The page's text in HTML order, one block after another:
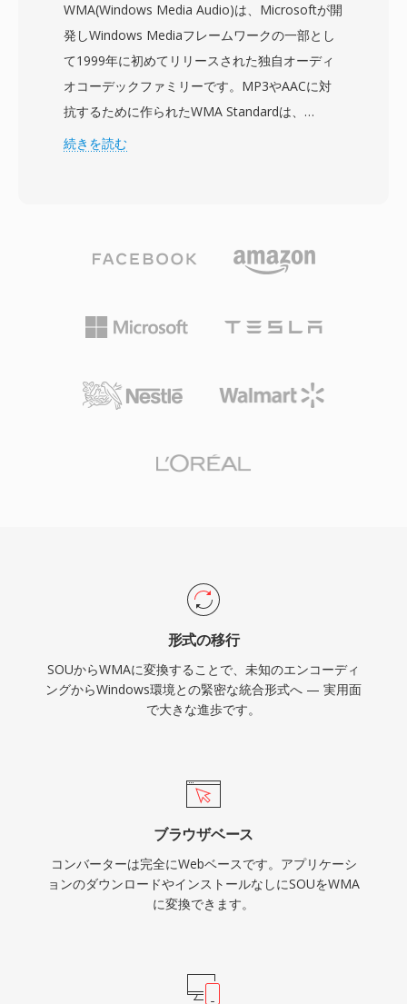
ディングは、WAVやAIFFなどの構造化されたオ
ーディオコンテナに先立つ、最もシンプルなデジ
タルオーディオ表現の一つです。生の符号なし
PCMは、ストレージの制約と限られた処理能力
によりヘッダーレス形式が実用的な選択であった
1980年代後半から1990年代前半に、初期のサウ
が可能な任意のプログラムで読み取れ、コンテナ
構造やメタデータデコーディングの解析は不要で
ーディオの基礎を学ぶ教育の文脈で有用です。形
サンプルをWAVやAIFFヘッダーでラップするだ
けでトランスコーディングなしに任意の最新コン
とを意味します。
WMA(Windows Media Audio)は、Microsoftが開
発しWindows Mediaフレームワークの一部とし
て1999年に初めてリリースされた独自オーディ
オコーデックファミリーです。MP3やAACに対
抗するために作られたWMA Standardは、
Microsoftが64 kbpsという低いビットレートで
ドとハイレゾオーディオ用のWMA
圧縮用のWMA Lossless、非常に低いビットレー
トでの音声コンテンツに最適化されたWMA
Media Player、Zuneエコシステムとの深い統合
ートはその時代のオンライン音楽ストアにとって
ポートはFFmpegやGStreamerなどのライブラリ
を通じて改善されましたが、Microsoft以外のデ
バイスではWMAはMP3やAACほど普遍的に互換
性がありません。この形式はレガシーメディアラ
イブラリにまだ見られますが、ストリーミングや
ポータブル使用には新しいコーデックが大部分で
続きを読む
形式の移行
SOUからWMAに変換することで、未知のエンコーディ
ングからWindows環境との緊密な統合形式へ — 実用面
で大きな進歩です。
ブラウザベース
コンバーターは完全にWebベースです。アプリケーシ
ョンのダウンロードやインストールなしにSOUをWMA
に変換できます。